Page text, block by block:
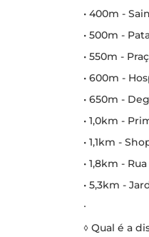
• 400m -
• 500m -
• 550m -
• 600m -
• 650m -
• 1,0km -
• 1,1km -
• 1,8km -
• 5,3km -
∙
◊ Qual é a